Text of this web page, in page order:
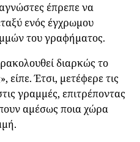
έπρεπε να
ενός έγχρωμου
του γραφήματος.
διαρκώς το
είπε. Έτσι, μετέφερε τις
γραμμές, επιτρέποντας
αμέσως ποια χώρα